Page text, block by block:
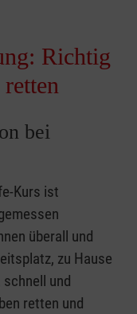
Richtig
bei
Kurs ist
überall und
zu Hause
und
retten und